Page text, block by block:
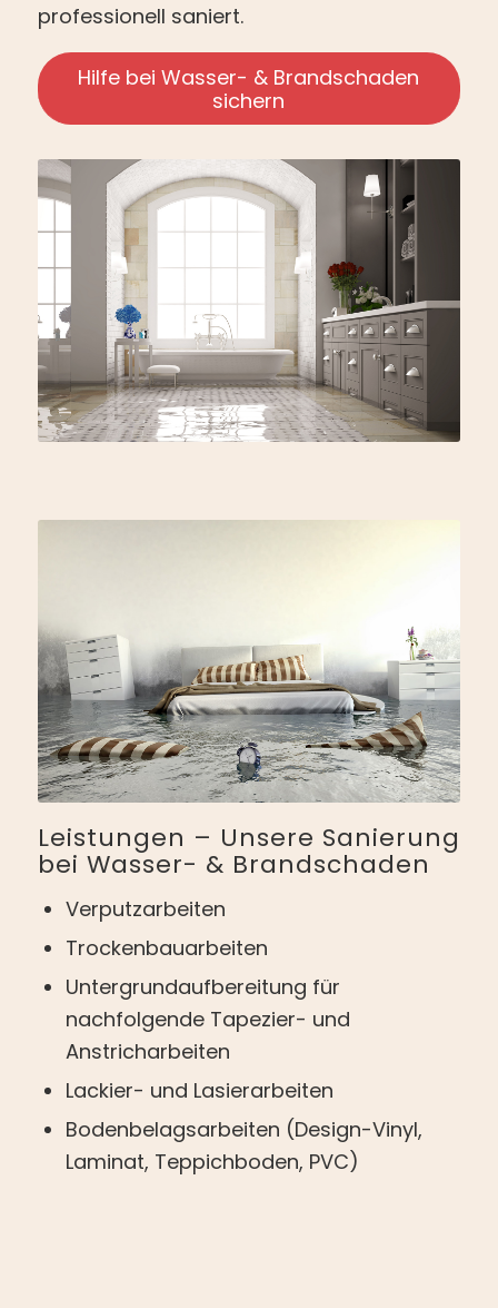
professionell saniert.
Hilfe bei Wasser- & Brandschaden
sichern
Leistungen – Unsere Sanierung
bei Wasser- & Brandschaden
Verputzarbeiten
Trockenbauarbeiten
Untergrundaufbereitung für
nachfolgende Tapezier- und
Anstricharbeiten
Lackier- und Lasierarbeiten
Bodenbelagsarbeiten (Design-Vinyl,
Laminat, Teppichboden, PVC)